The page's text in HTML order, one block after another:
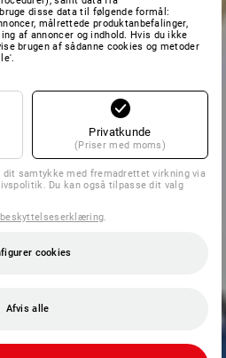
disse data til følgende formål:
målrettede produktanbefalinger,
af annoncer og indhold. Hvis du ikke
brugen af sådanne cookies og metoder
Privatkunde
(Priser med moms)
samtykke med fremadrettet virkning via
Du kan også tilpasse dit valg
.
cookies
Afvis alle